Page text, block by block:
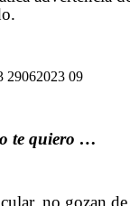
te quiero …
no gozan